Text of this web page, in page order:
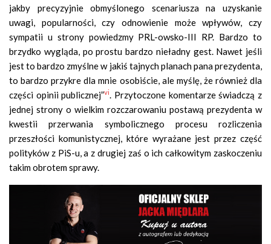
jakby precyzyjnie obmyślonego scenariusza na uzyskanie
uwagi, popularności, czy odnowienie może wpływów, czy
sympatii u strony powiedzmy PRL-owsko-III RP. Bardzo to
brzydko wygląda, po prostu bardzo nieładny gest. Nawet jeśli
jest to bardzo zmyślne w jakiś tajnych planach pana prezydenta,
to bardzo przykre dla mnie osobiście, ale myślę, że również dla
części opinii publicznej”vi. Przytoczone komentarze świadczą z
jednej strony o wielkim rozczarowaniu postawą prezydenta w
kwestii przerwania symbolicznego procesu rozliczenia
przeszłości komunistycznej, które wyrażane jest przez część
polityków z PiS-u, a z drugiej zaś o ich całkowitym zaskoczeniu
takim obrotem sprawy.